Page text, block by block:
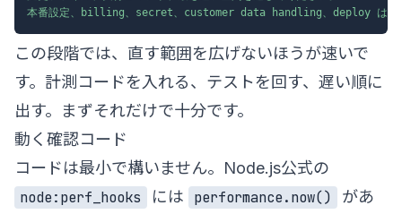
本番設定、billing、secret、customer data handling、deploy は人の
この段階では、直す範囲を広げないほうが速いで
す。計測コードを入れる、テストを回す、遅い順に
出す。まずそれだけで十分です。
動く確認コード
コードは最小で構いません。Node.js公式の
node:perf_hooks
には performance.now()
があ